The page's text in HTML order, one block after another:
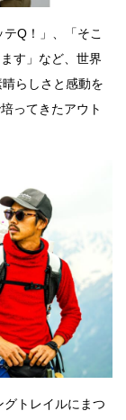
Q！」、「そこ
す」など、世界
らしさと感動を
ってきたアウト
トレイルにまつ